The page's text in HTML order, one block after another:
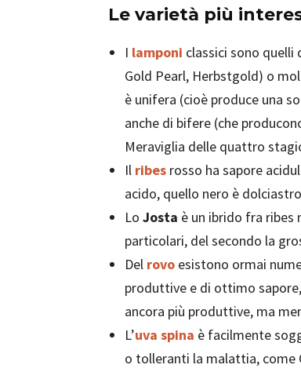
Le varietà più
I lamponi classici sono
Gold Pearl, Herbstgold) o
è unifera (cioè produce una
anche di bifere (che
Meraviglia delle quattro
Il ribes rosso ha sapore
acido, quello nero è
Lo Josta è un ibrido fra ribes
particolari, del secondo la
Del rovo esistono ormai
produttive e di ottimo
ancora più produttive, ma
L’uva spina è facilmente
o tolleranti la malattia, come